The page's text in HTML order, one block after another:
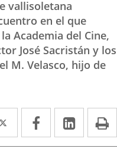
vallisoletana
en el que
Academia del Cine,
José Sacristán y los
M. Velasco, hijo de
Twitter
Enlace
a
Facebook
Enlace
a
Enlace
a